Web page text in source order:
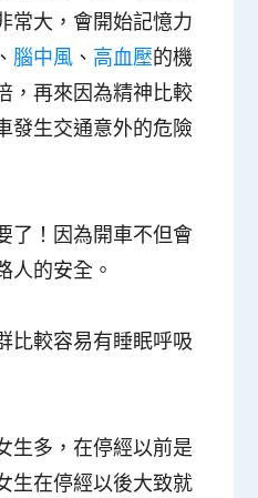
常大，會開始記憶力
、 腦中風 、 高血壓的機
，再來因為精神比較
發生交通意外的危險
了！因為開車不但會
人的安全。
比較容易有睡眠呼吸
生多，在停經以前是
生在停經以後大致就